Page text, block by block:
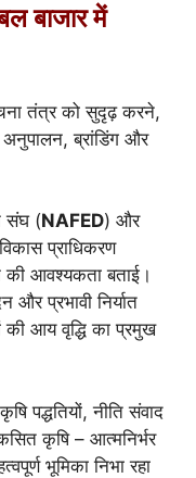
बाजार में
तंत्र को सुदृढ़ करने,
अनुपालन, ब्रांडिंग और
संघ(NAFED) और
प्राधिकरण
आवश्यकता बताई।
प्रभावी निर्यात
आय वृद्धि का प्रमुख
पद्धतियों, नीति संवाद
कृषि – आत्मनिर्भर
भूमिका निभा रहा